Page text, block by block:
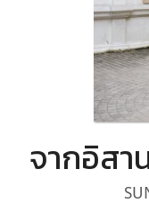
จากอิสา